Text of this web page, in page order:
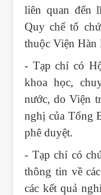
liên quan đến
Quy chế tổ
thuộc Viện Hàn
- Tạp chí có
khoa học,
nước, do Viện
nghị của Tổng
phê duyệt.
- Tạp chí có
thông tin về
các kết quả